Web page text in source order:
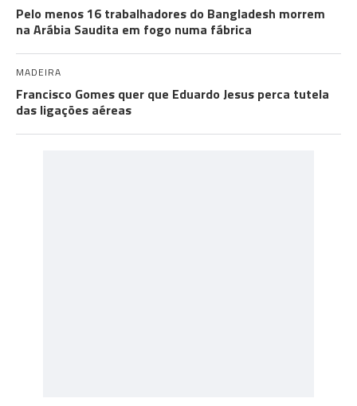
Pelo menos 16 trabalhadores do Bangladesh morrem
na Arábia Saudita em fogo numa fábrica
MADEIRA
Francisco Gomes quer que Eduardo Jesus perca tutela
das ligações aéreas